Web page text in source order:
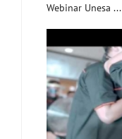
Webinar Unesa ...